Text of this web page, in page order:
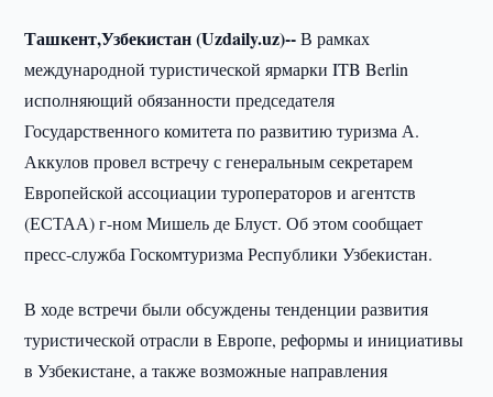
Ташкент,Узбекистан (Uzdaily.uz)--В рамках
международной туристической ярмарки ITB Berlin
исполняющий обязанности председателя
Государственного комитета по развитию туризма А.
Аккулов провел встречу с генеральным секретарем
Европейской ассоциации туроператоров и агентств
(ЕСТАА) г-ном Мишель де Блуст. Об этом сообщает
пресс-служба Госкомтуризма Республики Узбекистан.
В ходе встречи были обсуждены тенденции развития
туристической отрасли в Европе, реформы и инициативы
в Узбекистане, а также возможные направления